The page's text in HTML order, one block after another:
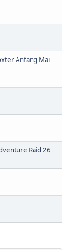
Anfang Mai
Raid 26